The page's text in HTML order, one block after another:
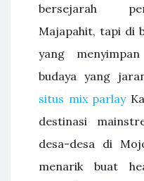
bersejarah
Majapahit, tapi di
yang
budaya yang
situs mix parlay
destinasi
desa-desa di
menarik buat